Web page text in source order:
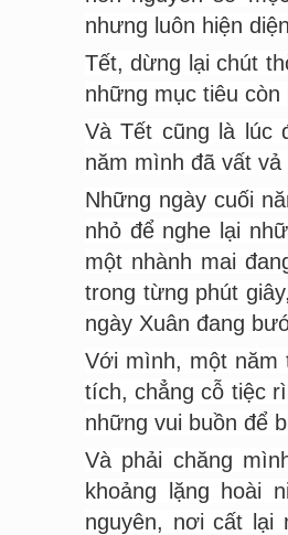
nhưng luôn hiện
Tết, dừng lại chút
những mục tiêu
Và Tết cũng là lúc
năm mình đã vất vả
Những ngày cuối
nhỏ để nghe lại
một nhành mai
trong từng phút
ngày Xuân đang
Với mình, một năm
tích, chẳng cỗ tiệc
những vui buồn để
Và phải chăng
khoảng lặng hoài
nguyên, nơi cất lại